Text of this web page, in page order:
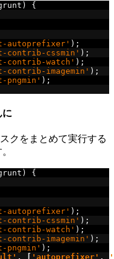
)
{
autoprefixer' );
contrib-cssmin' );
contrib-watch' );
contrib-imagemin' );
pngmin' );
に
クをまとめて実行する
)
{
autoprefixer' );
contrib-cssmin' );
contrib-watch' );
contrib-imagemin' );
pngmin' );
, 'autoprefixer' ,